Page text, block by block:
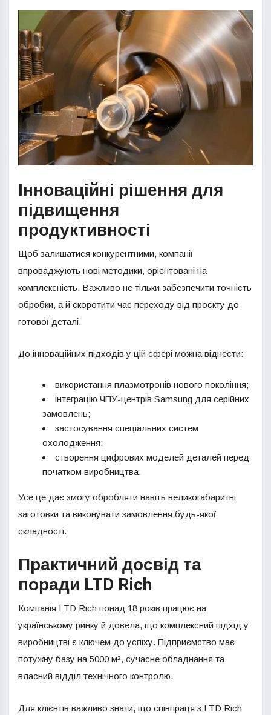
Інноваційні рішення для
підвищення
продуктивності
Щоб залишатися конкурентними, компанії
впроваджують нові методики, орієнтовані на
комплексність. Важливо не тільки забезпечити точність
обробки, а й скоротити час переходу від проєкту до
готової деталі.
До інноваційних підходів у цій сфері можна віднести:
використання плазмотронів нового покоління;
інтеграцію ЧПУ-центрів Samsung для серійних
замовлень;
застосування спеціальних систем
охолодження;
створення цифрових моделей деталей перед
початком виробництва.
Усе це дає змогу обробляти навіть великогабаритні
заготовки та виконувати замовлення будь-якої
складності.
Практичний досвід та
поради LTD Rich
Компанія LTD Rich понад 18 років працює на
українському ринку й довела, що комплексний підхід у
виробництві є ключем до успіху. Підприємство має
потужну базу на 5000 м², сучасне обладнання та
власний відділ технічного контролю.
Для клієнтів важливо знати, що співпраця з LTD Rich